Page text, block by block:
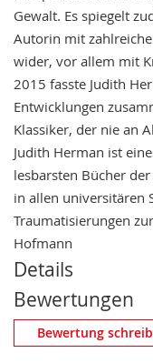
Gewalt. Es spiegelt
Autorin mit
wider, vor allem mit
2015 fasste Judith
Entwicklungen
Klassiker, der nie an
Judith Herman ist
lesbarsten Bücher
in allen universitären
Traumatisierungen
Hofmann
Details
Bewertungen
Eigene Bewertung
Bewertung